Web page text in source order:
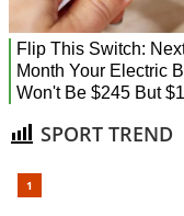
SPORT TREND